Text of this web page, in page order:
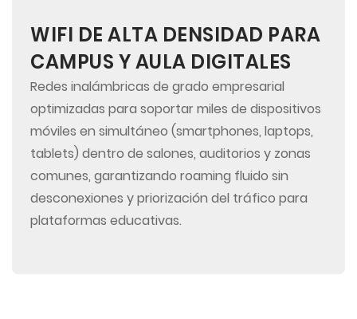
WIFI DE ALTA DENSIDAD PARA
CAMPUS Y AULA DIGITALES
Redes inalámbricas de grado empresarial
optimizadas para soportar miles de dispositivos
móviles en simultáneo (smartphones, laptops,
tablets) dentro de salones, auditorios y zonas
comunes, garantizando roaming fluido sin
desconexiones y priorización del tráfico para
plataformas educativas.